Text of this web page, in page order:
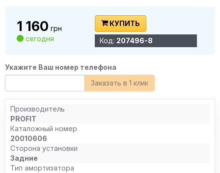
1 160 грн
сегодня
КУПИТЬ
Код: 207496-8
Укажите Ваш номер телефона
Заказать в 1 клик
Производитель
PROFIT
Каталожный номер
20010606
Сторона установки
Задние
Тип амортизатора